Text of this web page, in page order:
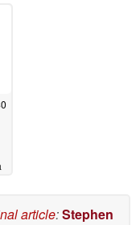
article:Stephen